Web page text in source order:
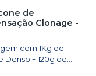
de
Clonage -
com 1Kg de
Denso + 120g de